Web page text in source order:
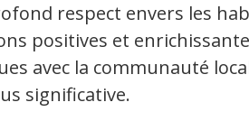
respect envers les
positives et
avec la communauté
significative.